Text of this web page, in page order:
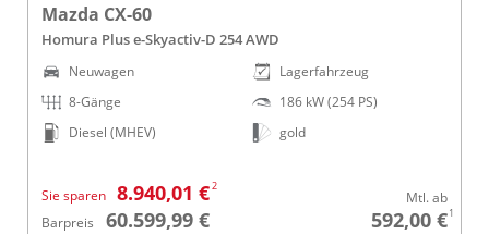
Mazda CX-60
Homura Plus e-Skyactiv-D 254 AWD
Neuwagen
8-Gänge
Diesel (MHEV)
Lagerfahrzeug
186 kW (254 PS)
gold
Sie sparen 8.940,01 €2
Barpreis 60.599,99 €
Mtl. ab
592,00 €1